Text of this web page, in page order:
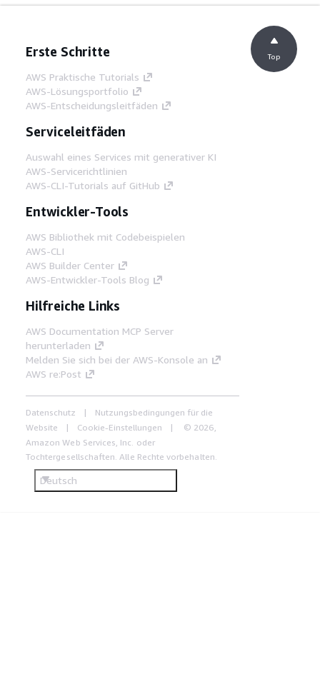
Erste Schritte
AWS Praktische Tutorials
AWS-Lösungsportfolio
AWS-Entscheidungsleitfäden
Serviceleitfäden
Auswahl eines Services mit generativer KI
AWS-Servicerichtlinien
AWS-CLI-Tutorials auf GitHub
Entwickler-Tools
AWS Bibliothek mit Codebeispielen
AWS-CLI
AWS Builder Center
AWS-Entwickler-Tools Blog
Hilfreiche Links
AWS Documentation MCP Server
herunterladen
Melden Sie sich bei der AWS-Konsole an
AWS re:Post
Datenschutz
Nutzungsbedingungen für die
Website
Cookie-Einstellungen
© 2026,
Amazon Web Services, Inc. oder
Tochtergesellschaften. Alle Rechte vorbehalten.
Deutsch
Top